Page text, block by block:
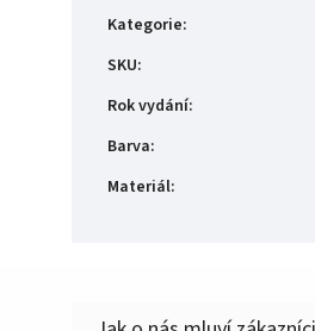
Kategorie:
SKU:
Rok vydání:
Barva:
Materiál: